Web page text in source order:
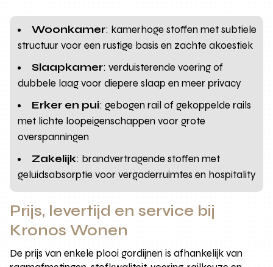
Woonkamer: kamerhoge stoffen met subtiele
structuur voor een rustige basis en zachte akoestiek
Slaapkamer: verduisterende voering of
dubbele laag voor diepere slaap en meer privacy
Erker en pui: gebogen rail of gekoppelde rails
met lichte loopeigenschappen voor grote
overspanningen
Zakelijk: brandvertragende stoffen met
geluidsabsorptie voor vergaderruimtes en hospitality
Prijs, levertijd en service bij
Kronos Wonen
De prijs van enkele plooi gordijnen is afhankelijk van